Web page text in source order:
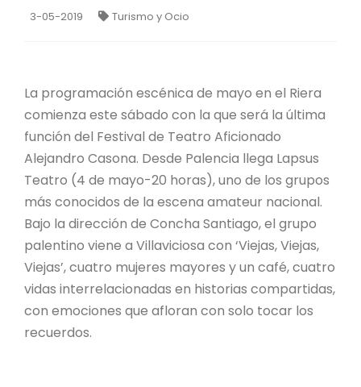
3-05-2019 Turismo y Ocio
La programación escénica de mayo en el Riera
comienza este sábado con la que será la última
función del Festival de Teatro Aficionado
Alejandro Casona. Desde Palencia llega Lapsus
Teatro (4 de mayo-20 horas), uno de los grupos
más conocidos de la escena amateur nacional.
Bajo la dirección de Concha Santiago, el grupo
palentino viene a Villaviciosa con ‘Viejas, Viejas,
Viejas’, cuatro mujeres mayores y un café, cuatro
vidas interrelacionadas en historias compartidas,
con emociones que afloran con solo tocar los
recuerdos.